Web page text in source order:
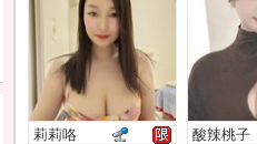
莉莉咯 酸辣桃子